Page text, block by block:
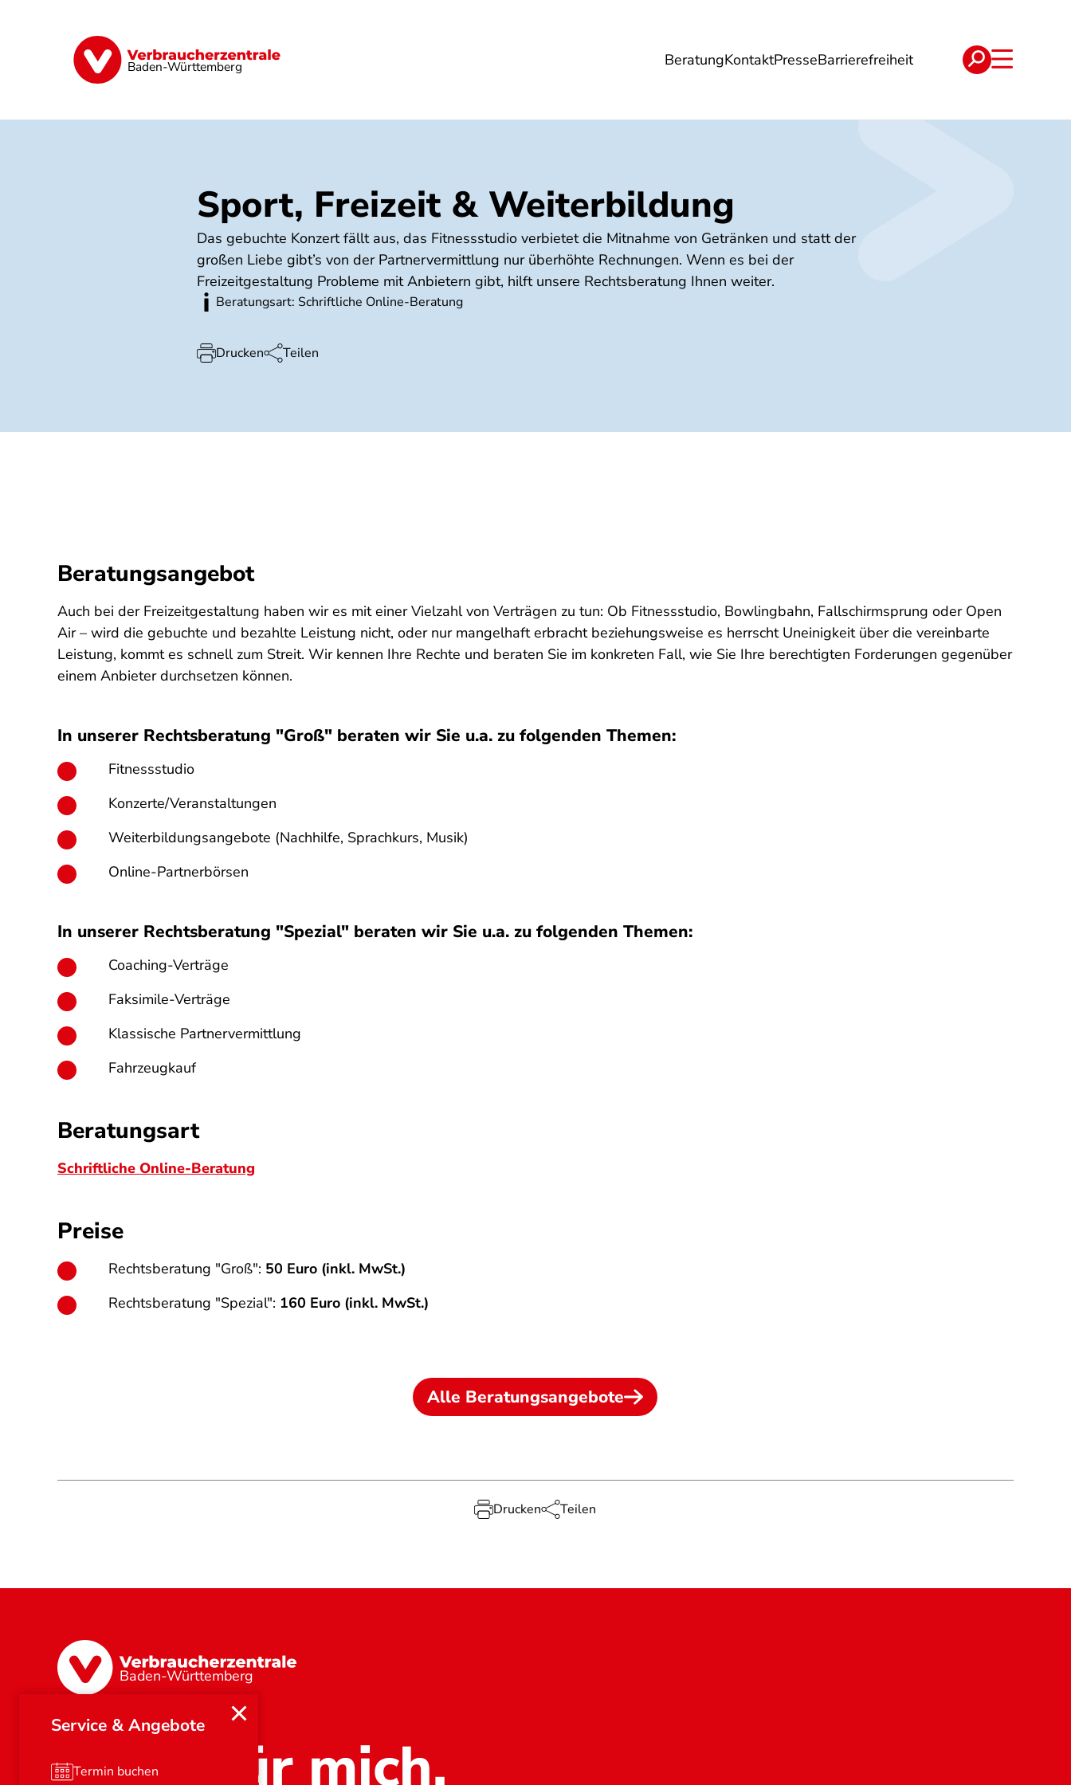
Baden-Württemberg BeratungKontaktPresseBarrierefreiheit
Geld & Versicherungen Digitales Energie Reise Verträge
Service & Angebote
Termin buchen
Sport, Freizeit & Weiterbildung
Das gebuchte Konzert fällt aus, das Fitnessstudio verbietet die Mitnahme von Getränken und statt der
großen Liebe gibt’s von der Partnervermittlung nur überhöhte Rechnungen. Wenn es bei der
Freizeitgestaltung Probleme mit Anbietern gibt, hilft unsere Rechtsberatung Ihnen weiter.
Beratungsart: Schriftliche Online-Beratung
Drucken Teilen
Beratungsangebot
Auch bei der Freizeitgestaltung haben wir es mit einer Vielzahl von Verträgen zu tun: Ob Fitnessstudio, Bowlingbahn, Fallschirmsprung oder Open
Air – wird die gebuchte und bezahlte Leistung nicht, oder nur mangelhaft erbracht beziehungsweise es herrscht Uneinigkeit über die vereinbarte
Leistung, kommt es schnell zum Streit. Wir kennen Ihre Rechte und beraten Sie im konkreten Fall, wie Sie Ihre berechtigten Forderungen gegenüber
einem Anbieter durchsetzen können.
In unserer Rechtsberatung "Groß" beraten wir Sie u.a. zu folgenden Themen:
Fitnessstudio
Konzerte/Veranstaltungen
Weiterbildungsangebote (Nachhilfe, Sprachkurs, Musik)
Online-Partnerbörsen
In unserer Rechtsberatung "Spezial" beraten wir Sie u.a. zu folgenden Themen:
Coaching-Verträge
Faksimile-Verträge
Klassische Partnervermittlung
Fahrzeugkauf
Beratungsart
Schriftliche Online-Beratung
Preise
Rechtsberatung "Groß": 50 Euro (inkl. MwSt.)
Rechtsberatung "Spezial": 160 Euro (inkl. MwSt.)
Alle Beratungsangebote
Drucken Teilen
Baden-Württemberg
Stark für mich.